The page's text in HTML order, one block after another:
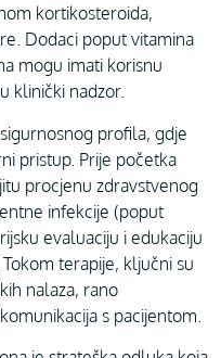
kortikosteroida,
Dodaci poput vitamina
mogu imati korisnu
klinički nadzor.
profila, gdje
pristup. Prije početka
procjenu zdravstvenog
infekcije (poput
evaluaciju i edukaciju
terapije, ključni su
nalaza, rano
s pacijentom.